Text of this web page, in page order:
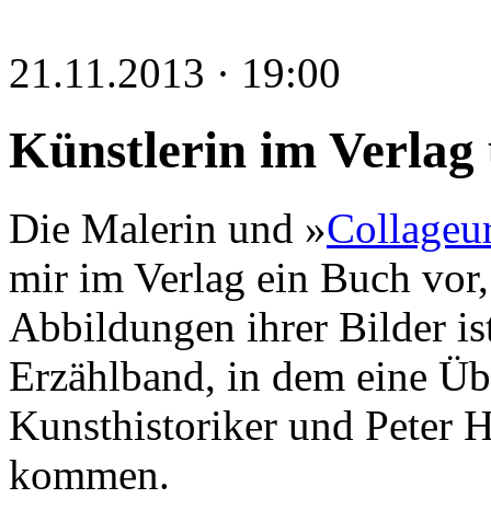
21.11.2013 · 19:00
Künstlerin im
Die Malerin und »
mir im Verlag ein Buch
Abbildungen ihrer Bilder
Erzählband, in dem eine
Kunsthistoriker und Peter
kommen.